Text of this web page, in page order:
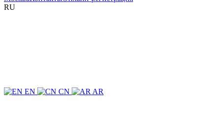
RU
EN CN AR